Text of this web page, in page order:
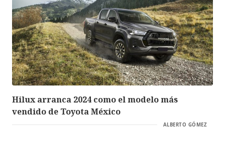
Hilux arranca 2024 como el modelo más
vendido de Toyota México
ALBERTO GÓMEZ